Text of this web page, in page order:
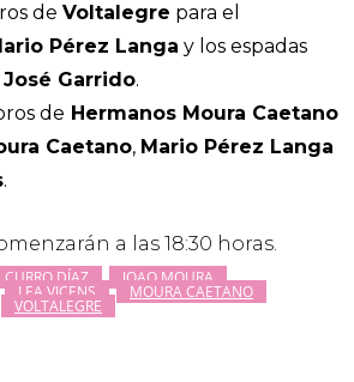
de Voltalegre para el
Pérez Langa y los espadas
José Garrido.
de Hermanos Moura Caetano
Caetano, Mario Pérez Langa
.
a las 18:30 horas.
CURRO DÍAZ JOAO MOURA
LEA VICENS MOURA CAETANO
VOLTALEGRE